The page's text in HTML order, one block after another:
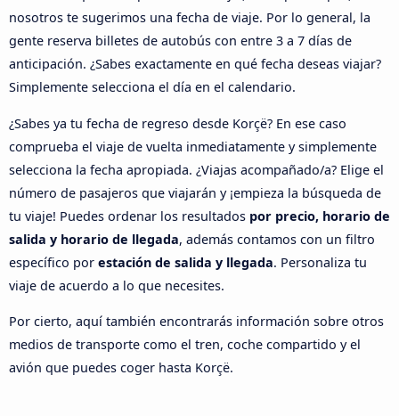
nosotros te sugerimos una fecha de viaje. Por lo general, la
gente reserva billetes de autobús con entre 3 a 7 días de
anticipación. ¿Sabes exactamente en qué fecha deseas viajar?
Simplemente selecciona el día en el calendario.
¿Sabes ya tu fecha de regreso desde Korçë? En ese caso
comprueba el viaje de vuelta inmediatamente y simplemente
selecciona la fecha apropiada. ¿Viajas acompañado/a? Elige el
número de pasajeros que viajarán y ¡empieza la búsqueda de
tu viaje! Puedes ordenar los resultados por precio, horario de
salida y horario de llegada, además contamos con un filtro
específico por estación de salida y llegada. Personaliza tu
viaje de acuerdo a lo que necesites.
Por cierto, aquí también encontrarás información sobre otros
medios de transporte como el tren, coche compartido y el
avión que puedes coger hasta Korçë.